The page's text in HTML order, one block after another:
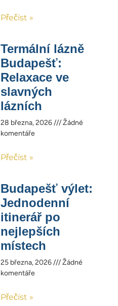
Přečíst »
Termální lázně
Budapešť:
Relaxace ve
slavných
lázních
28 března, 2026
Žádné
komentáře
Přečíst »
Budapešť výlet:
Jednodenní
itinerář po
nejlepších
místech
25 března, 2026
Žádné
komentáře
Přečíst »